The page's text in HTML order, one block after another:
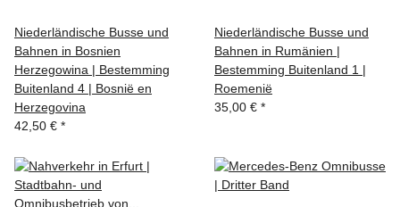
Niederländische Busse und
Bahnen in Bosnien
Herzegowina | Bestemming
Buitenland 4 | Bosnië en
Herzegovina
42,50 € *
Niederländische Busse und
Bahnen in Rumänien |
Bestemming Buitenland 1 |
Roemenië
35,00 € *